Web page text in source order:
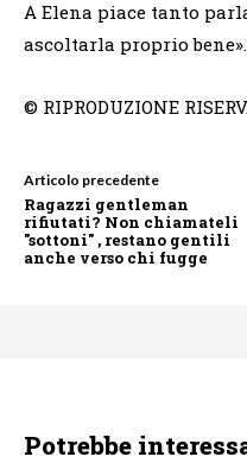
A Elena piace tanto
ascoltarla proprio bene».
© RIPRODUZIONE
Articolo precedente
Ragazzi gentleman
rifiutati? Non chiamateli
"sottoni" , restano gentili
anche verso chi fugge
Potrebbe